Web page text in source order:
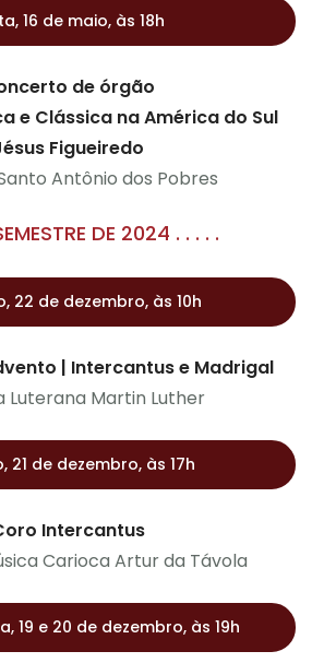
16 de maio, às 18h
de órgão
e Clássica na América do Sul
Figueiredo
Antônio dos Pobres
DE 2024 . . . . .
22 de dezembro, às 10h
| Intercantus e Madrigal
Luterana Martin Luther
21 de dezembro, às 17h
Intercantus
Carioca Artur da Távola
19 e 20 de dezembro, às 19h